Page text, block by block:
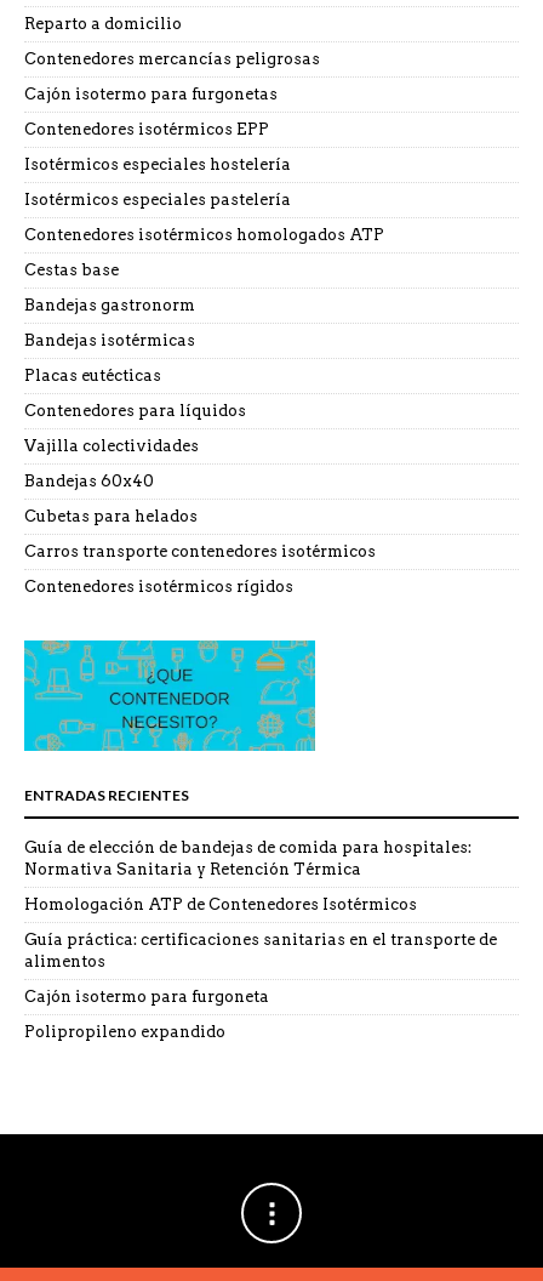
Reparto a domicilio
Contenedores mercancías peligrosas
Cajón isotermo para furgonetas
Contenedores isotérmicos EPP
Isotérmicos especiales hostelería
Isotérmicos especiales pastelería
Contenedores isotérmicos homologados ATP
Cestas base
Bandejas gastronorm
Bandejas isotérmicas
Placas eutécticas
Contenedores para líquidos
Vajilla colectividades
Bandejas 60x40
Cubetas para helados
Carros transporte contenedores isotérmicos
Contenedores isotérmicos rígidos
ENTRADAS RECIENTES
Guía de elección de bandejas de comida para hospitales:
Normativa Sanitaria y Retención Térmica
Homologación ATP de Contenedores Isotérmicos
Guía práctica: certificaciones sanitarias en el transporte de
alimentos
Cajón isotermo para furgoneta
Polipropileno expandido